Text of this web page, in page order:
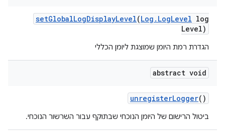
setGlobalLogDisplayLevel(Log . LogLevel log
Level)
הגדרת רמת היומן שמוצגת ליומן הכללי
abstract void
unregisterLogger()
ביטול הרישום של היומן הנוכחי שבתוקף עבור השרשור הנוכחי.